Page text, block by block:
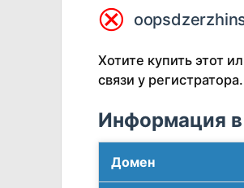
⮿
Хотите купить этот
связи у регистратора.
Информация в
Домен